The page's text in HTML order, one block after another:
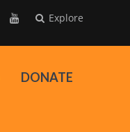
Explore
DONATE